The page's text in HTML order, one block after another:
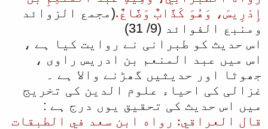
إِدْرِيسَ، وَهُوَ كَذَّابٌ وَضَّاعٌ.(مجمع الزوائد
ومنبع الفوائد (9/ 31)
اس حدیث کو طبرانی نے روایت کیا ہے ،
اس میں عبد المنعم بن ادریس راوی ،
جھوٹا اور حدیثیں گھڑنے والا ہے ۔
غزالی کی احیاء علوم الدین کی تخریج
میں اس حدیث کی تحقیق یوں درج ہے :
قال العراقي: رواه ابن سعد في الطبقات